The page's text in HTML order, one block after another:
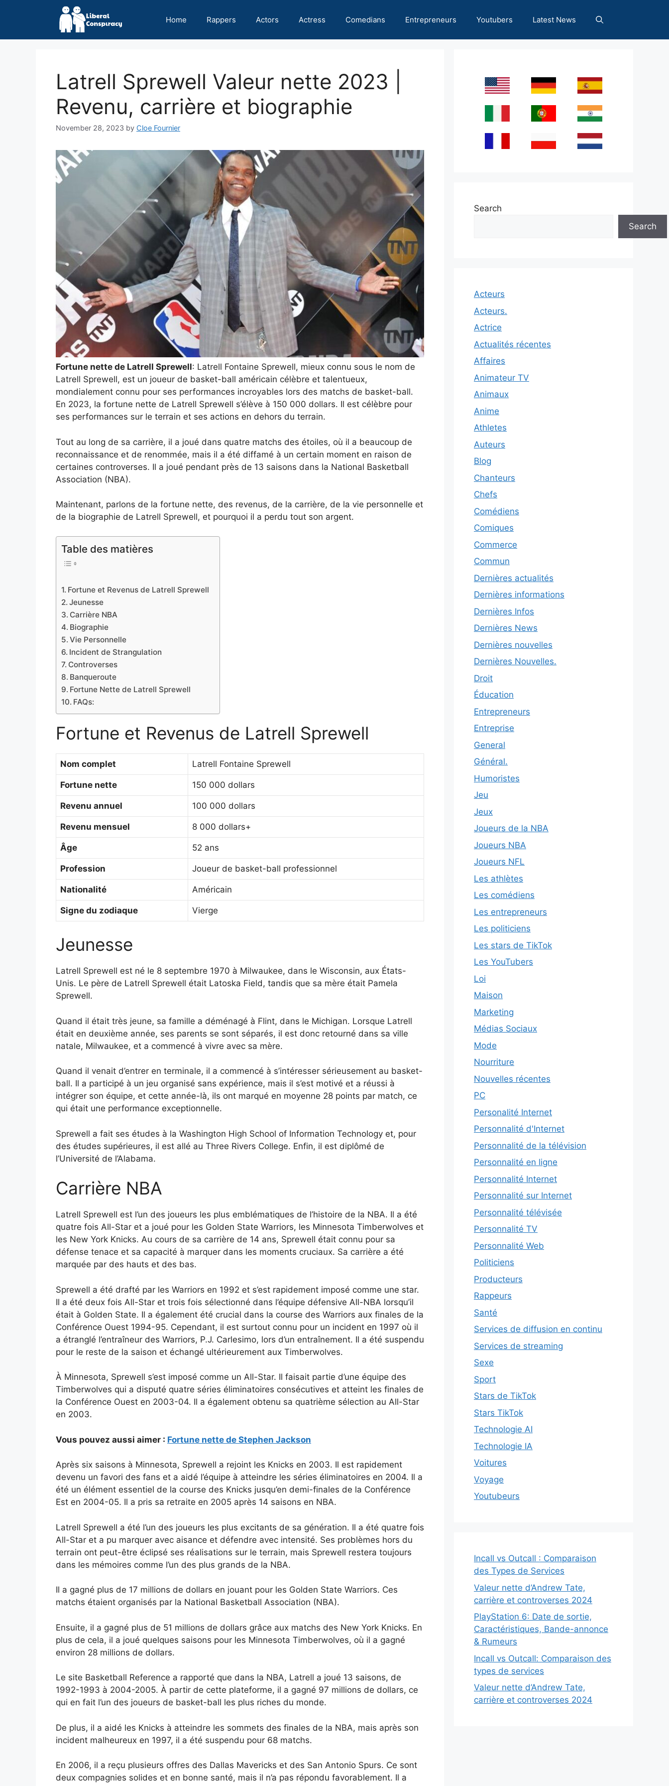
Home Rappers Actors Actress Comedians Entrepreneurs Youtubers Latest News
Latrell Sprewell Valeur nette 2023 |
Revenu, carrière et biographie
November 28, 2023 by Cloe Fournier
Fortune nette de Latrell Sprewell: Latrell Fontaine Sprewell, mieux connu sous le nom de
Latrell Sprewell, est un joueur de basket-ball américain célèbre et talentueux,
mondialement connu pour ses performances incroyables lors des matchs de basket-ball.
En 2023, la fortune nette de Latrell Sprewell s’élève à 150 000 dollars. Il est célèbre pour
ses performances sur le terrain et ses actions en dehors du terrain.
Tout au long de sa carrière, il a joué dans quatre matchs des étoiles, où il a beaucoup de
reconnaissance et de renommée, mais il a été diffamé à un certain moment en raison de
certaines controverses. Il a joué pendant près de 13 saisons dans la National Basketball
Association (NBA).
Maintenant, parlons de la fortune nette, des revenus, de la carrière, de la vie personnelle et
de la biographie de Latrell Sprewell, et pourquoi il a perdu tout son argent.
Table des matières
Fortune et Revenus de Latrell Sprewell
Jeunesse
Carrière NBA
Biographie
Vie Personnelle
Incident de Strangulation
Controverses
Banqueroute
Fortune Nette de Latrell Sprewell
FAQs:
Fortune et Revenus de Latrell Sprewell
Nom complet Latrell Fontaine Sprewell
Fortune nette 150 000 dollars
Revenu annuel 100 000 dollars
Revenu mensuel 8 000 dollars+
Âge 52 ans
Profession Joueur de basket-ball professionnel
Nationalité Américain
Signe du zodiaque Vierge
Jeunesse
Latrell Sprewell est né le 8 septembre 1970 à Milwaukee, dans le Wisconsin, aux États-
Unis. Le père de Latrell Sprewell était Latoska Field, tandis que sa mère était Pamela
Sprewell.
Quand il était très jeune, sa famille a déménagé à Flint, dans le Michigan. Lorsque Latrell
était en deuxième année, ses parents se sont séparés, il est donc retourné dans sa ville
natale, Milwaukee, et a commencé à vivre avec sa mère.
Quand il venait d’entrer en terminale, il a commencé à s’intéresser sérieusement au basket-
ball. Il a participé à un jeu organisé sans expérience, mais il s’est motivé et a réussi à
intégrer son équipe, et cette année-là, ils ont marqué en moyenne 28 points par match, ce
qui était une performance exceptionnelle.
Sprewell a fait ses études à la Washington High School of Information Technology et, pour
des études supérieures, il est allé au Three Rivers College. Enfin, il est diplômé de
l’Université de l’Alabama.
Carrière NBA
Latrell Sprewell est l’un des joueurs les plus emblématiques de l’histoire de la NBA. Il a été
quatre fois All-Star et a joué pour les Golden State Warriors, les Minnesota Timberwolves et
les New York Knicks. Au cours de sa carrière de 14 ans, Sprewell était connu pour sa
défense tenace et sa capacité à marquer dans les moments cruciaux. Sa carrière a été
marquée par des hauts et des bas.
Sprewell a été drafté par les Warriors en 1992 et s’est rapidement imposé comme une star.
Il a été deux fois All-Star et trois fois sélectionné dans l’équipe défensive All-NBA lorsqu’il
était à Golden State. Il a également été crucial dans la course des Warriors aux finales de la
Conférence Ouest 1994-95. Cependant, il est surtout connu pour un incident en 1997 où il
a étranglé l’entraîneur des Warriors, P.J. Carlesimo, lors d’un entraînement. Il a été suspendu
pour le reste de la saison et échangé ultérieurement aux Timberwolves.
À Minnesota, Sprewell s’est imposé comme un All-Star. Il faisait partie d’une équipe des
Timberwolves qui a disputé quatre séries éliminatoires consécutives et atteint les finales de
la Conférence Ouest en 2003-04. Il a également obtenu sa quatrième sélection au All-Star
en 2003.
Vous pouvez aussi aimer : Fortune nette de Stephen Jackson
Après six saisons à Minnesota, Sprewell a rejoint les Knicks en 2003. Il est rapidement
devenu un favori des fans et a aidé l’équipe à atteindre les séries éliminatoires en 2004. Il a
été un élément essentiel de la course des Knicks jusqu’en demi-finales de la Conférence
Est en 2004-05. Il a pris sa retraite en 2005 après 14 saisons en NBA.
Latrell Sprewell a été l’un des joueurs les plus excitants de sa génération. Il a été quatre fois
All-Star et a pu marquer avec aisance et défendre avec intensité. Ses problèmes hors du
terrain ont peut-être éclipsé ses réalisations sur le terrain, mais Sprewell restera toujours
dans les mémoires comme l’un des plus grands de la NBA.
Il a gagné plus de 17 millions de dollars en jouant pour les Golden State Warriors. Ces
matchs étaient organisés par la National Basketball Association (NBA).
Ensuite, il a gagné plus de 51 millions de dollars grâce aux matchs des New York Knicks. En
plus de cela, il a joué quelques saisons pour les Minnesota Timberwolves, où il a gagné
environ 28 millions de dollars.
Le site Basketball Reference a rapporté que dans la NBA, Latrell a joué 13 saisons, de
1992-1993 à 2004-2005. À partir de cette plateforme, il a gagné 97 millions de dollars, ce
qui en fait l’un des joueurs de basket-ball les plus riches du monde.
De plus, il a aidé les Knicks à atteindre les sommets des finales de la NBA, mais après son
incident malheureux en 1997, il a été suspendu pour 68 matchs.
En 2006, il a reçu plusieurs offres des Dallas Mavericks et des San Antonio Spurs. Ce sont
deux compagnies solides et en bonne santé, mais il n’a pas répondu favorablement. Il a
Search
Search
Acteurs
Acteurs.
Actrice
Actualités récentes
Affaires
Animateur TV
Animaux
Anime
Athletes
Auteurs
Blog
Chanteurs
Chefs
Comédiens
Comiques
Commerce
Commun
Dernières actualités
Dernières informations
Dernières Infos
Dernières News
Dernières nouvelles
Dernières Nouvelles.
Droit
Éducation
Entrepreneurs
Entreprise
General
Général.
Humoristes
Jeu
Jeux
Joueurs de la NBA
Joueurs NBA
Joueurs NFL
Les athlètes
Les comédiens
Les entrepreneurs
Les politiciens
Les stars de TikTok
Les YouTubers
Loi
Maison
Marketing
Médias Sociaux
Mode
Nourriture
Nouvelles récentes
PC
Personalité Internet
Personnalité d'Internet
Personnalité de la télévision
Personnalité en ligne
Personnalité Internet
Personnalité sur Internet
Personnalité télévisée
Personnalité TV
Personnalité Web
Politiciens
Producteurs
Rappeurs
Santé
Services de diffusion en continu
Services de streaming
Sexe
Sport
Stars de TikTok
Stars TikTok
Technologie AI
Technologie IA
Voitures
Voyage
Youtubeurs
Incall vs Outcall : Comparaison
des Types de Services
Valeur nette d’Andrew Tate,
carrière et controverses 2024
PlayStation 6: Date de sortie,
Caractéristiques, Bande-annonce
& Rumeurs
Incall vs Outcall: Comparaison des
types de services
Valeur nette d’Andrew Tate,
carrière et controverses 2024